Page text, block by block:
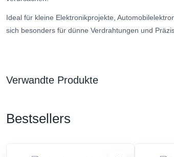
Ideal für kleine Elektronikprojekte,
sich besonders für dünne Verdrahtungen und
Verwandte Produkte
Bestsellers